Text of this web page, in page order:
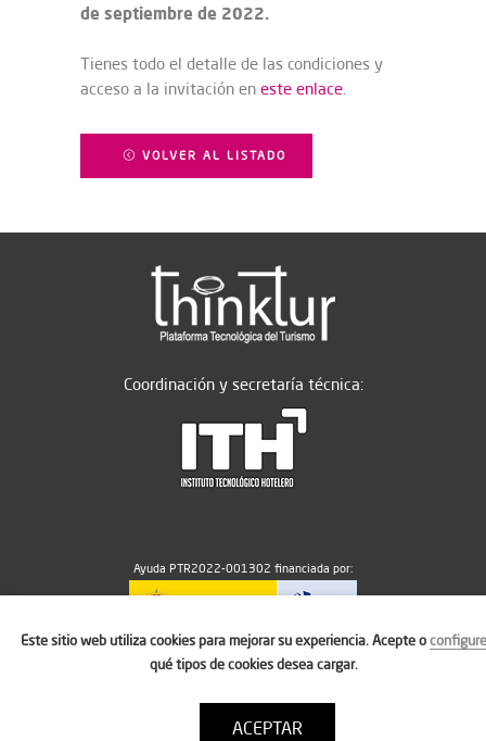
de septiembre de 2022.
Tienes todo el detalle de las condiciones y
acceso a la invitación en este enlace.
VOLVER AL LISTADO
Coordinación y secretaría técnica:
Ayuda PTR2022-001302 financiada por:
MICIU/AEI/10.13039/501100011033
Política de cookies Condiciones de uso
Este sitio web utiliza cookies para mejorar su experiencia. Acepte oconfigure
qué tipos de cookies desea cargar.
ACEPTAR